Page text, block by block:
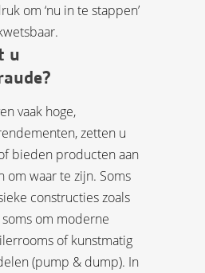
om ‘nu in te stappen’
u
vaak hoge,
zetten u
bieden producten aan
om waar te zijn. Soms
constructies zoals
om moderne
of kunstmatig
(pump & dump). In